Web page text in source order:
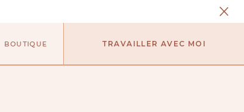
BOUTIQUE TRAVAILLER AVEC MOI